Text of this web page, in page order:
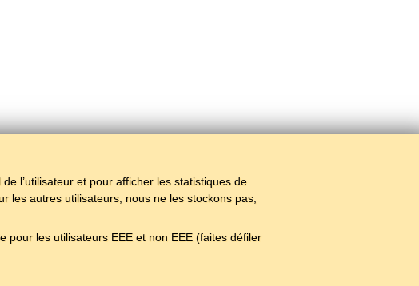
de l’utilisateur et pour afficher les statistiques de
les autres utilisateurs, nous ne les stockons pas,
pour les utilisateurs EEE et non EEE (faites défiler